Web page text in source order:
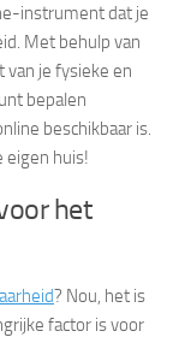
instrument dat je
Met behulp van
je fysieke en
bepalen
beschikbaar is.
eigen huis!
het
? Nou, het is
factor is voor